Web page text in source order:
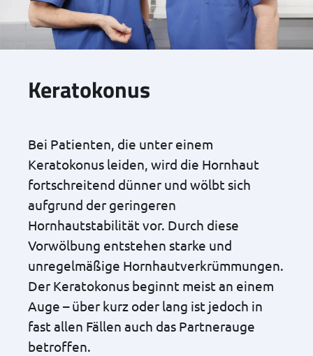
Keratokonus
Bei Patienten, die unter einem
Keratokonus leiden, wird die Hornhaut
fortschreitend dünner und wölbt sich
aufgrund der geringeren
Hornhautstabilität vor. Durch diese
Vorwölbung entstehen starke und
unregelmäßige Hornhautverkrümmungen.
Der Keratokonus beginnt meist an einem
Auge – über kurz oder lang ist jedoch in
fast allen Fällen auch das Partnerauge
betroffen.